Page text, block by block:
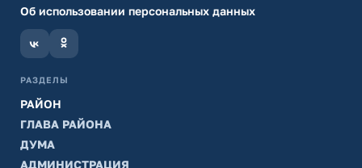
Об использовании персональных данных
РАЗДЕЛЫ
РАЙОН
ГЛАВА РАЙОНА
ДУМА
АДМИНИСТРАЦИЯ